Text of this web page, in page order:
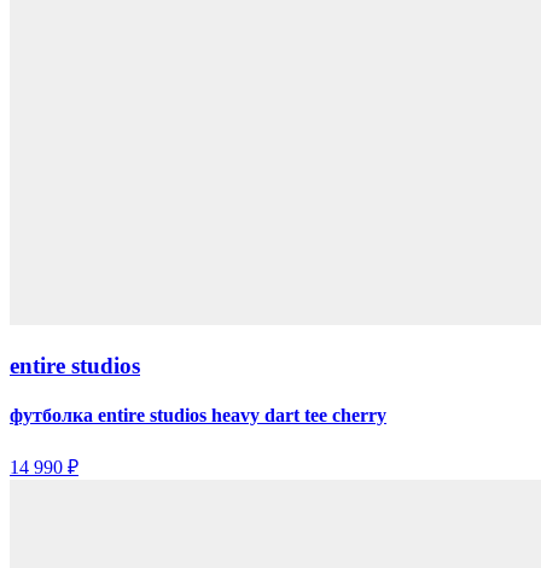
entire studios
футболка entire studios heavy dart tee cherry
14 990 ₽